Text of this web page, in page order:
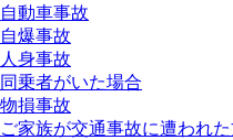
自動車事故
自爆事故
人身事故
同乗者がいた場合
物損事故
ご家族が交通事故に遭われ